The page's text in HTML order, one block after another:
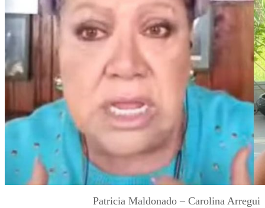
Patricia Maldonado – Carolina Arregui